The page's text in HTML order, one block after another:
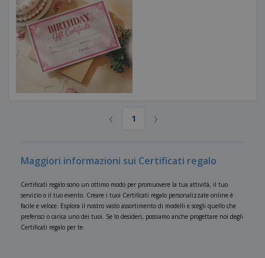
‹ 1 ›
Maggiori informazioni sui Certificati regalo
Certificati regalo sono un ottimo modo per promuovere la tua attività, il tuo
servizio o il tuo evento. Creare i tuoi Certificati regalo personalizzate online è
facile e veloce. Esplora il nostro vasto assortimento di modelli e scegli quello che
preferisci o carica uno dei tuoi. Se lo desideri, possiamo anche progettare noi degli
Certificati regalo per te.